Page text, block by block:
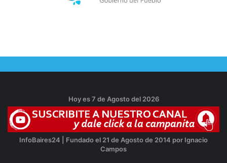
Hoy es 7 de Agosto del 2026
InfoBaires24 | Fundado el 21 de Agosto de 2014 por Ignacio
Campos